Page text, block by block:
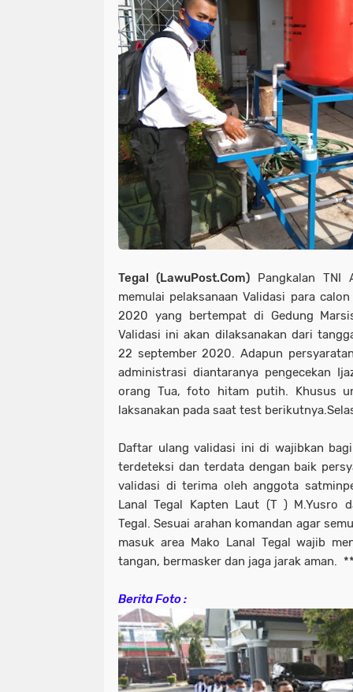
Tegal (LawuPost.Com)Pangkalan TNI
memulai pelaksanaan Validasi para
2020 yang bertempat di Gedung
Validasi ini akan dilaksanakan dari
22 september 2020. Adapun
administrasi diantaranya pengecekan
orang Tua, foto hitam putih. Khusus
laksanakan pada saat test
Daftar ulang validasi ini di wajibkan
terdeteksi dan terdata dengan baik
validasi di terima oleh anggota
Lanal Tegal Kapten Laut (T ) M.Yusro
Tegal. Sesuai arahan komandan agar
masuk area Mako Lanal Tegal wajib
tangan, bermasker dan jaga jarak aman.
Berita Foto :